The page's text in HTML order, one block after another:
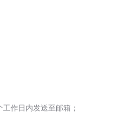
作日内发送至邮箱；